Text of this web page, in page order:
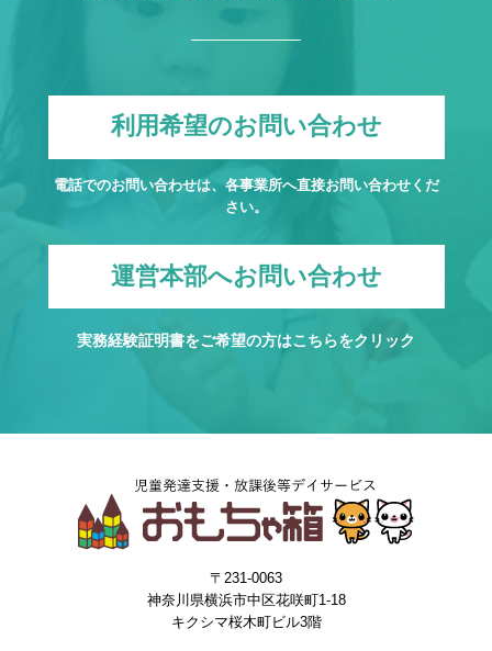
利用希望のお問い合わせ
電話でのお問い合わせは、各事業所へ直接お問い合わせくだ
さい。
運営本部へお問い合わせ
実務経験証明書をご希望の方はこちらをクリック
〒231-0063
神奈川県横浜市中区花咲町1-18
キクシマ桜木町ビル3階